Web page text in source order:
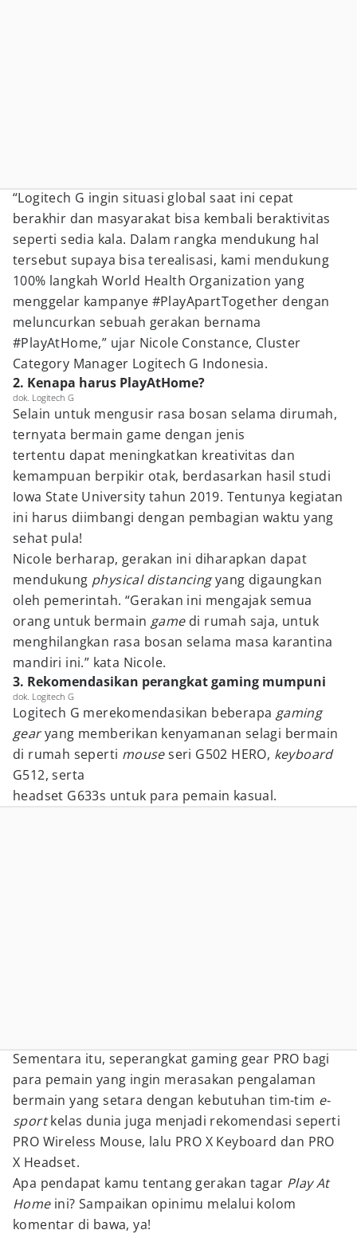
“Logitech G ingin situasi global saat ini cepat
berakhir dan masyarakat bisa kembali beraktivitas
seperti sedia kala. Dalam rangka mendukung hal
tersebut supaya bisa terealisasi, kami mendukung
100% langkah World Health Organization yang
menggelar kampanye #PlayApartTogether dengan
meluncurkan sebuah gerakan bernama
#PlayAtHome,” ujar Nicole Constance, Cluster
Category Manager Logitech G Indonesia.
2. Kenapa harus PlayAtHome?
dok. Logitech G
Selain untuk mengusir rasa bosan selama dirumah,
ternyata bermain game dengan jenis
tertentu dapat meningkatkan kreativitas dan
kemampuan berpikir otak, berdasarkan hasil studi
Iowa State University tahun 2019. Tentunya kegiatan
ini harus diimbangi dengan pembagian waktu yang
sehat pula!
Nicole berharap, gerakan ini diharapkan dapat
mendukung physical distancingyang digaungkan
oleh pemerintah. “Gerakan ini mengajak semua
orang untuk bermain gamedi rumah saja, untuk
menghilangkan rasa bosan selama masa karantina
mandiri ini.” kata Nicole.
3. Rekomendasikan perangkat gaming mumpuni
dok. Logitech G
Logitech G merekomendasikan beberapa gaming
gearyang memberikan kenyamanan selagi bermain
di rumah seperti mouseseri G502 HERO, keyboard
G512, serta
headset G633s untuk para pemain kasual.
Sementara itu, seperangkat gaming gear PRO bagi
para pemain yang ingin merasakan pengalaman
bermain yang setara dengan kebutuhan tim-tim e-
sportkelas dunia juga menjadi rekomendasi seperti
PRO Wireless Mouse, lalu PRO X Keyboard dan PRO
X Headset.
Apa pendapat kamu tentang gerakan tagar Play At
Homeini? Sampaikan opinimu melalui kolom
komentar di bawa, ya!